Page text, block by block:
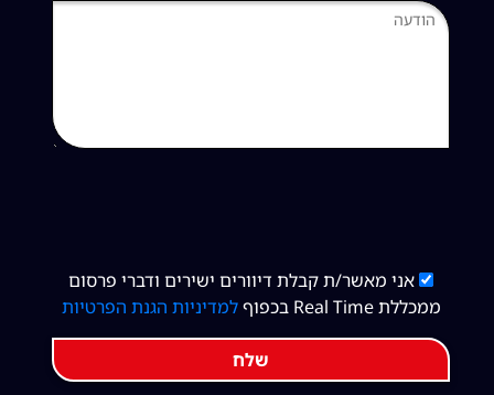
אני מאשר/ת קבלת דיוורים ישירים ודברי פרסום
ממכללת Real Time בכפוף
למדיניות הגנת הפרטיות
שלח